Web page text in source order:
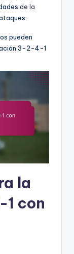
de la
pueden
3-2-4-1
la
con